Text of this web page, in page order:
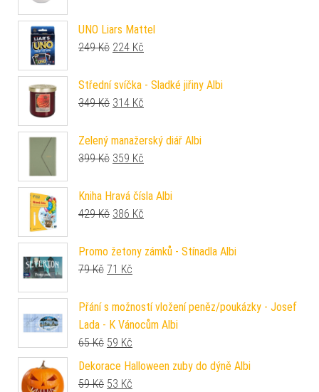
UNO Liars Mattel
249Kč Původní cena byla: 249 Kč.
224 Kč
Střední svíčka - Sladké jiřiny Albi
349Kč Původní cena byla: 349 Kč.
314 Kč
Zelený manažerský diář Albi
399Kč Původní cena byla: 399 Kč.
359 Kč
Kniha Hravá čísla Albi
429Kč Původní cena byla: 429 Kč.
386 Kč
Promo žetony zámků - Stínadla Albi
79Kč Původní cena byla: 79 Kč.
71 Kč
Přání s možností vložení peněz/poukázky - Josef
Lada - K Vánocům Albi
65Kč Původní cena byla: 65 Kč.
59 Kč
Dekorace Halloween zuby do dýně Albi
59Kč Původní cena byla: 59 Kč.
53 Kč